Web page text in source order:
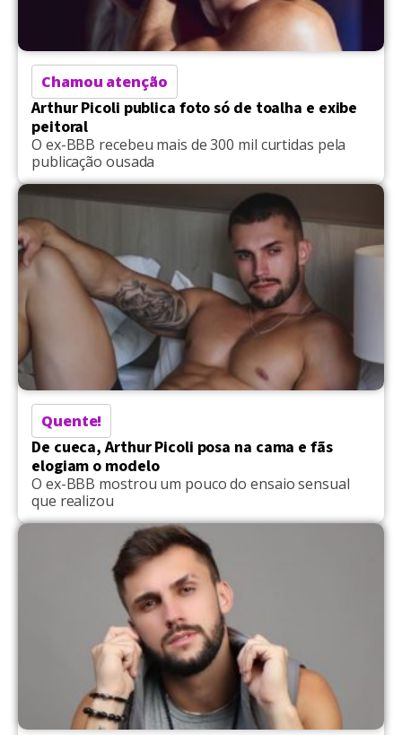
Chamou atenção
Arthur Picoli publica foto só de toalha e exibe
peitoral
O ex-BBB recebeu mais de 300 mil curtidas pela
publicação ousada
Quente!
De cueca, Arthur Picoli posa na cama e fãs
elogiam o modelo
O ex-BBB mostrou um pouco do ensaio sensual
que realizou